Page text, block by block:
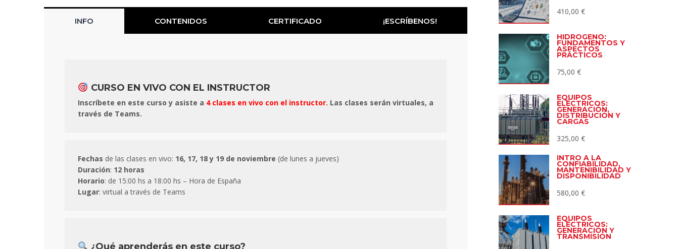
INFO CONTENIDOS CERTIFICADO ¡ESCRÍBENOS!
CURSO EN VIVO CON EL INSTRUCTOR
Inscríbete en este curso y asiste a 4 clases en vivo con el instructor. Las clases serán virtuales, a
través de Teams.
Fechas de las clases en vivo: 16, 17, 18 y 19 de noviembre (de lunes a jueves)
Duración: 12 horas
Horario: de 15:00 hs a 18:00 hs – Hora de España
Lugar: virtual a través de Teams
¿Qué aprenderás en este curso?
410,00 €
HIDRÓGENO:
FUNDAMENTOS Y
ASPECTOS
PRÁCTICOS
75,00 €
EQUIPOS
ELÉCTRICOS:
GENERACIÓN,
DISTRIBUCIÓN Y
CARGAS
325,00 €
INTRO A LA
CONFIABILIDAD,
MANTENIBILIDAD Y
DISPONIBILIDAD
580,00 €
EQUIPOS
ELÉCTRICOS:
GENERACIÓN Y
TRANSMISIÓN